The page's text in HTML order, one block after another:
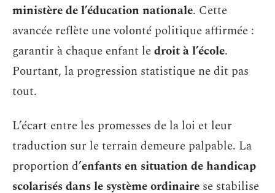
ministère de l’éducation nationale. Cette
avancée reflète une volonté politique affirmée :
garantir à chaque enfant ledroit à l’école.
Pourtant, la progression statistique ne dit pas
tout.
L’écart entre les promesses de la loi et leur
traduction sur le terrain demeure palpable. La
proportion d’enfants en situation de handicap
scolarisés dans le système ordinaire se stabilise